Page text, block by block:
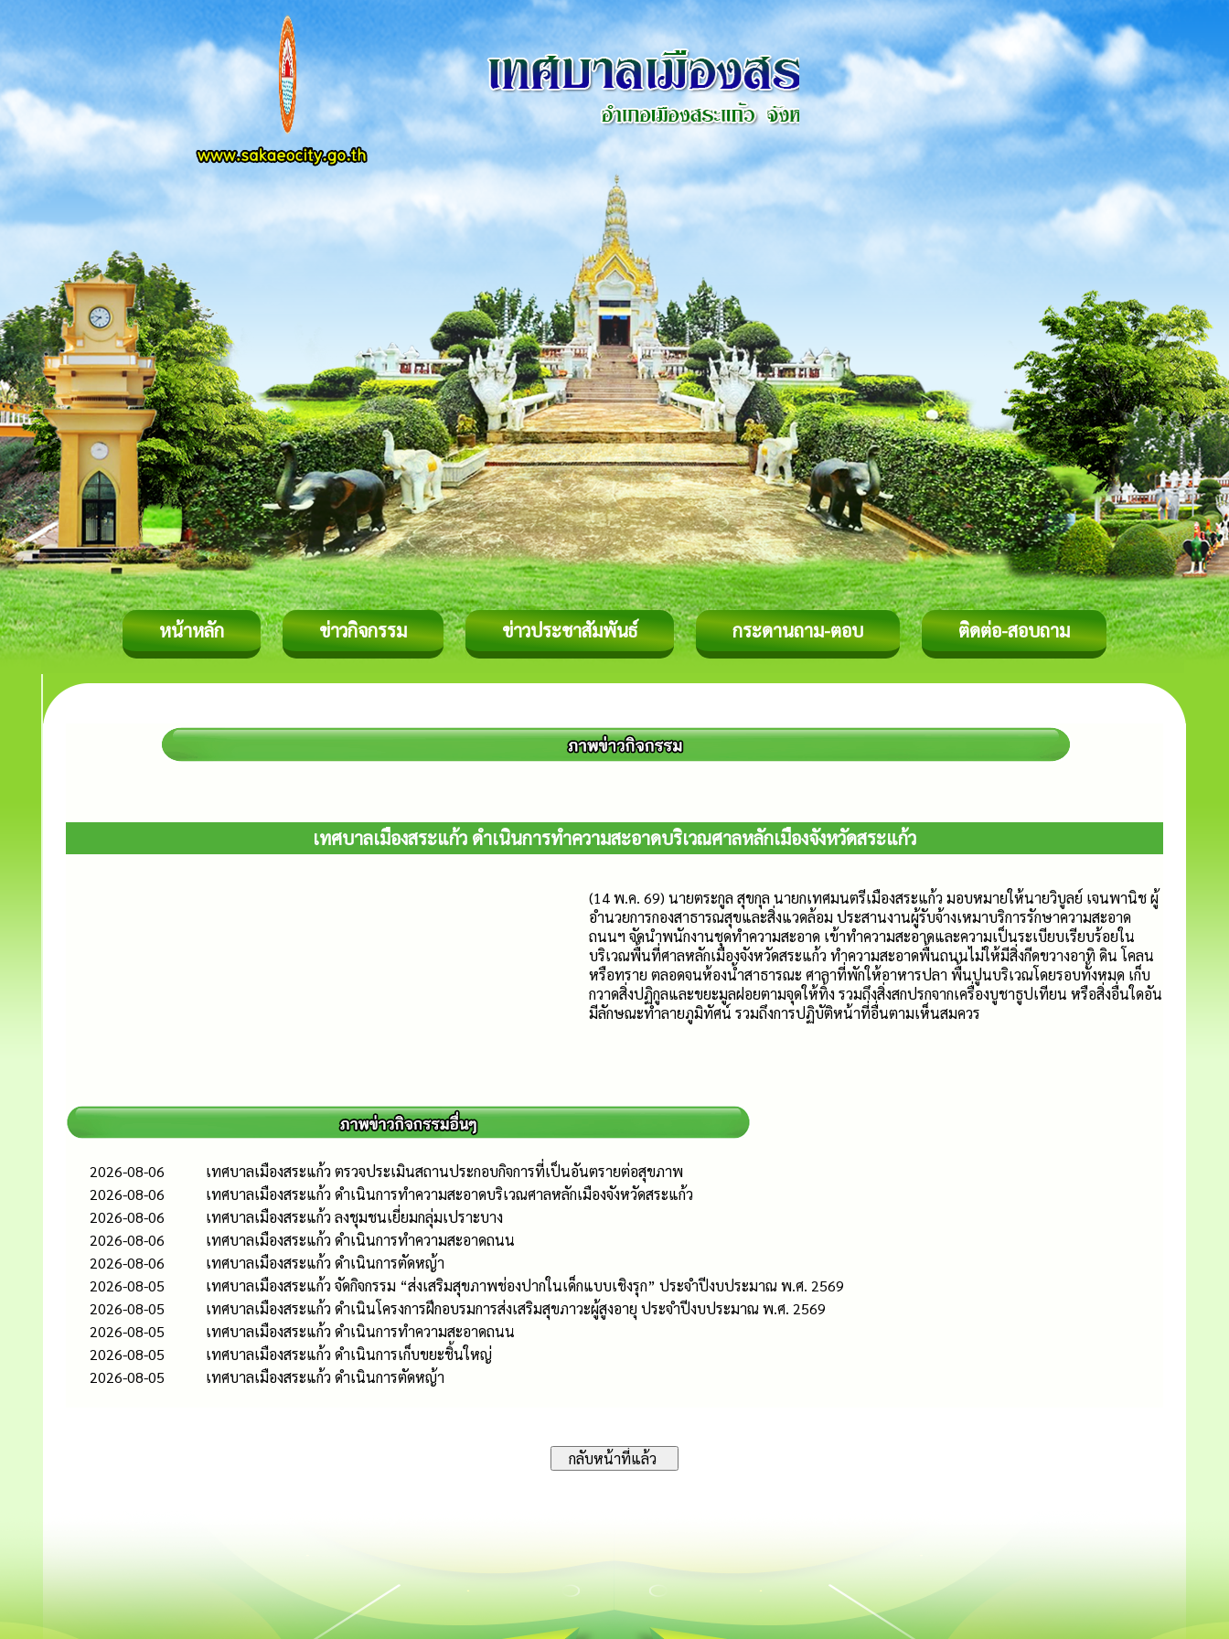
หน้าหลัก ข่าวกิจกรรม ข่าวประชาสัมพันธ์ กระดานถาม-ตอบ ติดต่อ-สอบถาม
เทศบาลเมืองสระแก้ว ดำเนินการทำความสะอาดบริเวณศาลหลักเมืองจังหวัดสระแก้ว
(14 พ.ค. 69) นายตระกูล สุขกุล นายกเทศมนตรีเมืองสระแก้ว มอบหมายให้นายวิบูลย์ เจนพานิช ผู้
อำนวยการกองสาธารณสุขและสิ่งแวดล้อม ประสานงานผู้รับจ้างเหมาบริการรักษาความสะอาด
ถนนฯ จัดนำพนักงานชุดทำความสะอาด เข้าทำความสะอาดและความเป็นระเบียบเรียบร้อยใน
บริเวณพื้นที่ศาลหลักเมืองจังหวัดสระแก้ว ทำความสะอาดพื้นถนนไม่ให้มีสิ่งกีดขวางอาทิ ดิน โคลน
หรือทราย ตลอดจนห้องน้ำสาธารณะ ศาลาที่พักให้อาหารปลา พื้นปูนบริเวณโดยรอบทั้งหมด เก็บ
กวาดสิ่งปฏิกูลและขยะมูลฝอยตามจุดให้ทิ้ง รวมถึงสิ่งสกปรกจากเครื่องบูชาธูปเทียน หรือสิ่งอื่นใดอัน
มีลักษณะทำลายภูมิทัศน์ รวมถึงการปฏิบัติหน้าที่อื่นตามเห็นสมควร
2026-08-06
เทศบาลเมืองสระแก้ว ตรวจประเมินสถานประกอบกิจการที่เป็นอันตรายต่อสุขภาพ
2026-08-06
เทศบาลเมืองสระแก้ว ดำเนินการทำความสะอาดบริเวณศาลหลักเมืองจังหวัดสระแก้ว
2026-08-06
เทศบาลเมืองสระแก้ว ลงชุมชนเยี่ยมกลุ่มเปราะบาง
2026-08-06
เทศบาลเมืองสระแก้ว ดำเนินการทำความสะอาดถนน
2026-08-06
เทศบาลเมืองสระแก้ว ดำเนินการตัดหญ้า
2026-08-05
เทศบาลเมืองสระแก้ว จัดกิจกรรม “ส่งเสริมสุขภาพช่องปากในเด็กแบบเชิงรุก” ประจำปีงบประมาณ พ.ศ. 2569
2026-08-05
เทศบาลเมืองสระแก้ว ดำเนินโครงการฝึกอบรมการส่งเสริมสุขภาวะผู้สูงอายุ ประจำปีงบประมาณ พ.ศ. 2569
2026-08-05
เทศบาลเมืองสระแก้ว ดำเนินการทำความสะอาดถนน
2026-08-05
เทศบาลเมืองสระแก้ว ดำเนินการเก็บขยะชิ้นใหญ่
2026-08-05
เทศบาลเมืองสระแก้ว ดำเนินการตัดหญ้า